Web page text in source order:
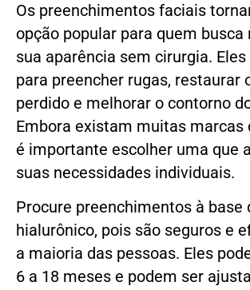
Os preenchimentos faciais
opção popular para quem busca
sua aparência sem cirurgia.
para preencher rugas, restaurar
perdido e melhorar o contorno
Embora existam muitas marcas
é importante escolher uma que
suas necessidades individuais.
Procure preenchimentos à base
hialurônico, pois são seguros e
a maioria das pessoas. Eles
6 a 18 meses e podem ser